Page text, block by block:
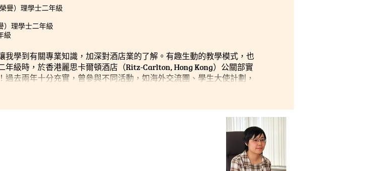
譽）理學士二年級
）理學士二年級
級
我學到有關專業知識，加深對酒店業的了解。有趣生動的教學模式，也
年級時，於香港麗思卡爾頓酒店（Ritz-Carlton, Hong Kong）公關部實
過去兩年十分充實，曾參與不同活動，如海外交流團、學生大使計劃，